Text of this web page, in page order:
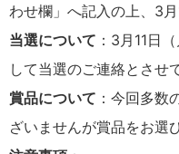
わせ欄」へ記入の上、3
当選について ：3月11日
して当選のご連絡とさせ
賞品について ：今回多数
ざいませんが賞品をお選